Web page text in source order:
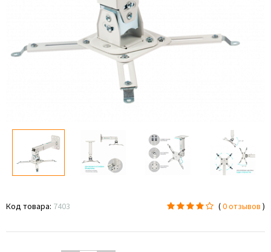
Код товара: 7403 (0 отзывов )